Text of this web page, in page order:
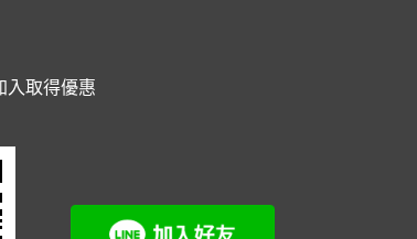
入取得優惠